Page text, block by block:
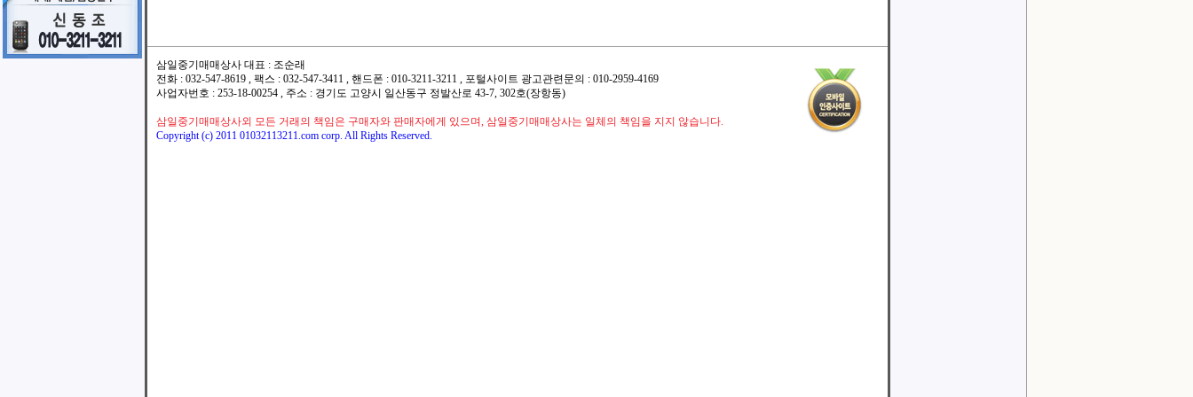
삼일중기매매상사 대표 : 조순래
전화 : 032-547-8619 , 팩스 : 032-547-3411 , 핸드폰 : 010-3211-3211 , 포털사이트 광고관련문의 : 010-2959-4169
사업자번호 : 253-18-00254 , 주소 : 경기도 고양시 일산동구 정발산로 43-7, 302호(장항동)
삼일중기매매상사외 모든 거래의 책임은 구매자와 판매자에게 있으며, 삼일중기매매상사는 일체의 책임을 지지 않습니다.
Copyright (c) 2011 01032113211.com corp. All Rights Reserved.